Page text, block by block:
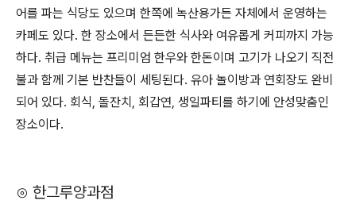
어를 파는 식당도 있으며 한쪽에 녹산용가든 자체에서 운영하는
카페도 있다. 한 장소에서 든든한 식사와 여유롭게 커피까지 가능
하다. 취급 메뉴는 프리미엄 한우와 한돈이며 고기가 나오기 직전
불과 함께 기본 반찬들이 세팅된다. 유아 놀이방과 연회장도 완비
되어 있다. 회식, 돌잔치, 회갑연, 생일파티를 하기에 안성맞춤인
장소이다.
⊙ 한그루양과점